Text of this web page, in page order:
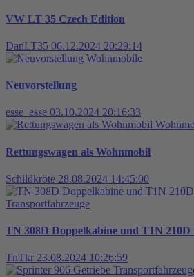
VW LT 35 Czech Edition
DanLT35 06.12.2024 20:29:14
Wohnmobile
Neuvorstellung
esse_esse 03.10.2024 20:16:33
Rettungswagen als Wohnmobil
Schildkröte 28.08.2024 14:45:00
Transportfahrzeuge
TN 308D Doppelkabine und T1N 210D
TnTkr 23.08.2024 10:26:59